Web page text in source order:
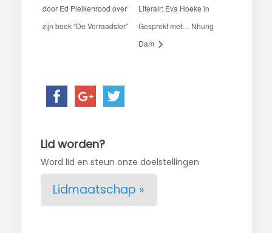
door Ed Pielkenrood over
zijn boek “De Verraadster”
Literair: Eva Hoeke in
Gesprekt met… Nhung
Dam
Lid worden?
Word lid en steun onze doelstellingen
Lidmaatschap »